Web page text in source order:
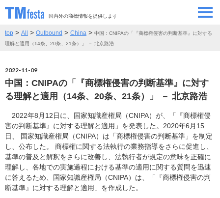
国内外の商標情報を提供します
SEMINAR/EVENT
CONTRIBUTORS 情報提供者
CONTACT お問い合わせ
top > All > Outbound > China > 中国：CNIPAの「『商標権侵害の判断基準』に対する
理解と適用（14条、20条、21条）」 － 北京路浩
2022-11-09
中国：CNIPAの「『商標権侵害の判断基準』に対す
る理解と適用（14条、20条、21条）」 － 北京路浩
2022年8月12日に、国家知識産権局（CNIPA）が、「『商標権侵
害の判断基準』に対する理解と適用」を発表した。2020年6月15
日、 国家知識産権局（CNIPA）は「商標権侵害の判断基準」を制定
し、公布した。 商標権に関する法執行の業務指導をさらに促進し、
基準の普及と解釈をさらに改善し、法執行者が規定の意味を正確に
理解し、各地での実施過程における基準の適用に関する質問を迅速
に答えるため、国家知識産権局（CNIPA）は、「『商標権侵害の判
断基準』に対する理解と適用」を作成した。